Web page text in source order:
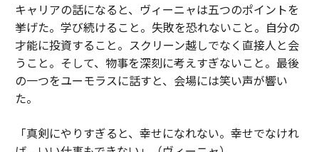
キャリアの話になると、ヴィーニャは五つのポイントを
挙げた。学び続けること。失敗を恐れないこと。自分の
才能に投資すること。スクリーン越しでなく直接人と会
うこと。そして、物事を深刻に考えすぎないこと。最後
の一つをユーモラスに話すと、会場には笑い声が響い
た。
「真剣にやりすぎると、幸せになれない。幸せでなけれ